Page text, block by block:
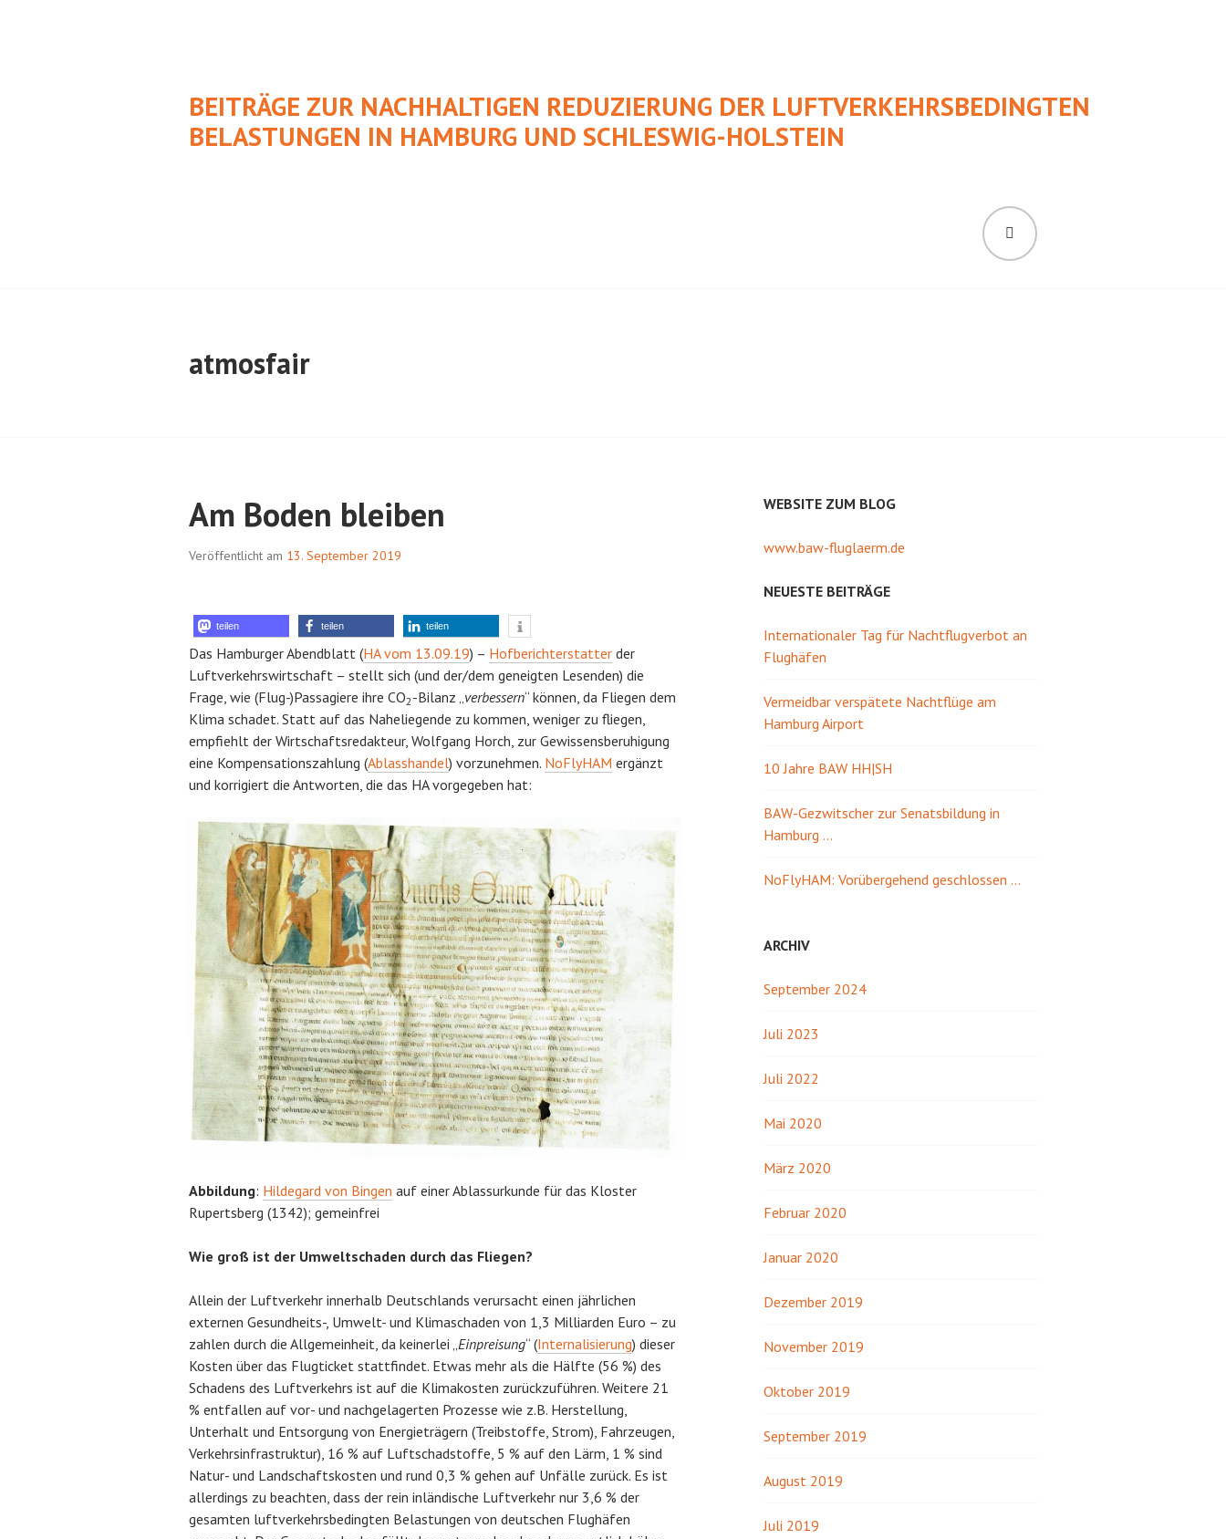
BEITRÄGE ZUR NACHHALTIGEN REDUZIERUNG DER LUFTVERKEHRSBEDINGTEN
BELASTUNGEN IN HAMBURG UND SCHLESWIG-HOLSTEIN
SUCHEN
atmosfair
Am Boden bleiben
Veröffentlicht am 13. September 2019
teilen teilen teilen
Das Hamburger Abendblatt (HA vom 13.09.19) – Hofberichterstatter der
Luftverkehrswirtschaft – stellt sich (und der/dem geneigten Lesenden) die
Frage, wie (Flug-)Passagiere ihre CO2-Bilanz „verbessern“ können, da Fliegen dem
Klima schadet. Statt auf das Naheliegende zu kommen, weniger zu fliegen,
empfiehlt der Wirtschaftsredakteur, Wolfgang Horch, zur Gewissensberuhigung
eine Kompensationszahlung (Ablasshandel) vorzunehmen. NoFlyHAM ergänzt
und korrigiert die Antworten, die das HA vorgegeben hat:
Abbildung: Hildegard von Bingen auf einer Ablassurkunde für das Kloster
Rupertsberg (1342); gemeinfrei
Wie groß ist der Umweltschaden durch das Fliegen?
Allein der Luftverkehr innerhalb Deutschlands verursacht einen jährlichen
externen Gesundheits-, Umwelt- und Klimaschaden von 1,3 Milliarden Euro – zu
zahlen durch die Allgemeinheit, da keinerlei „ Einpreisung“ (Internalisierung) dieser
Kosten über das Flugticket stattfindet. Etwas mehr als die Hälfte (56 %) des
Schadens des Luftverkehrs ist auf die Klimakosten zurückzuführen. Weitere 21
% entfallen auf vor- und nachgelagerten Prozesse wie z.B. Herstellung,
Unterhalt und Entsorgung von Energieträgern (Treibstoffe, Strom), Fahrzeugen,
Verkehrsinfrastruktur), 16 % auf Luftschadstoffe, 5 % auf den Lärm, 1 % sind
Natur- und Landschaftskosten und rund 0,3 % gehen auf Unfälle zurück. Es ist
allerdings zu beachten, dass der rein inländische Luftverkehr nur 3,6 % der
gesamten luftverkehrsbedingten Belastungen von deutschen Flughäfen
WEBSITE ZUM BLOG
www.baw-fluglaerm.de
NEUESTE BEITRÄGE
Internationaler Tag für Nachtflugverbot an
Flughäfen
Vermeidbar verspätete Nachtflüge am
Hamburg Airport
10 Jahre BAW HH|SH
BAW-Gezwitscher zur Senatsbildung in
Hamburg …
NoFlyHAM: Vorübergehend geschlossen …
ARCHIV
September 2024
Juli 2023
Juli 2022
Mai 2020
März 2020
Februar 2020
Januar 2020
Dezember 2019
November 2019
Oktober 2019
September 2019
August 2019
Juli 2019